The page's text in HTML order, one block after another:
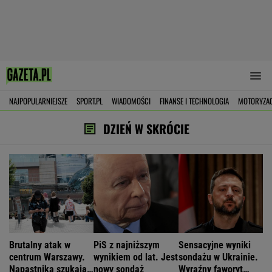
NAJPOPULARNIEJSZE SPORT.PL WIADOMOŚCI FINANSE I TECHNOLOGIA
DZIEŃ W SKRÓCIE
Brutalny atak w
centrum Warszawy.
Napastnika szukają
PiS z najniższym
wynikiem od lat. Jest
nowy sondaż
Sensacyjne wyniki
sondażu w Ukrainie.
Wyraźny faworyt